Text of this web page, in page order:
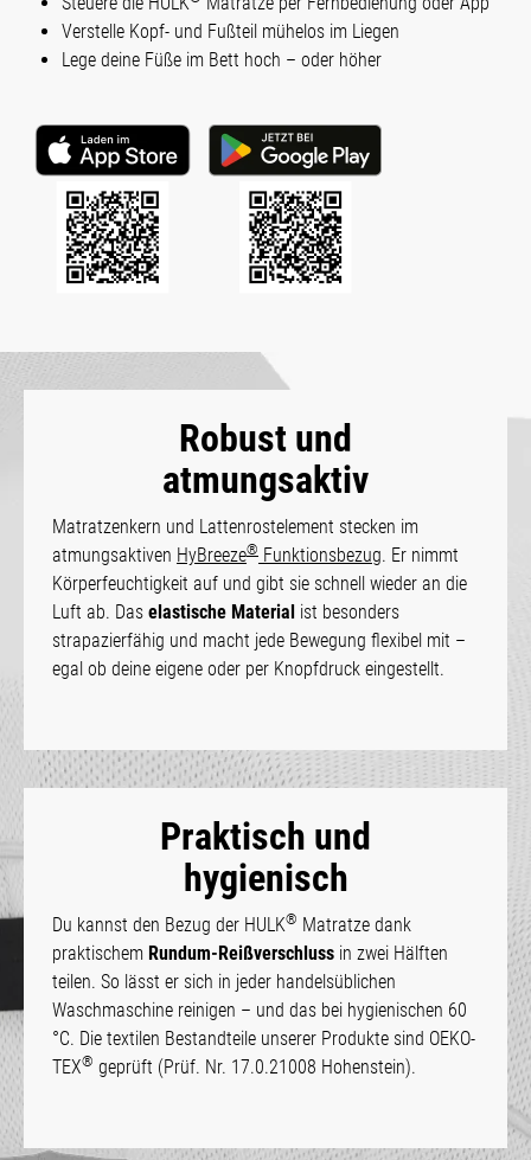
Verstelle Kopf- und Fußteil mühelos im Liegen
Lege deine Füße im Bett hoch – oder höher
Robust und
atmungsaktiv
Matratzenkern und Lattenrostelement stecken im
atmungsaktiven HyBreeze® Funktionsbezug. Er nimmt
Körperfeuchtigkeit auf und gibt sie schnell wieder an die
Luft ab. Das elastische Material ist besonders
strapazierfähig und macht jede Bewegung flexibel mit –
egal ob deine eigene oder per Knopfdruck eingestellt.
Praktisch und
hygienisch
Du kannst den Bezug der HULK® Matratze dank
praktischem Rundum-Reißverschluss in zwei Hälften
teilen. So lässt er sich in jeder handelsüblichen
Waschmaschine reinigen – und das bei hygienischen 60
°C. Die textilen Bestandteile unserer Produkte sind OEKO-
TEX® geprüft (Prüf. Nr. 17.0.21008 Hohenstein).